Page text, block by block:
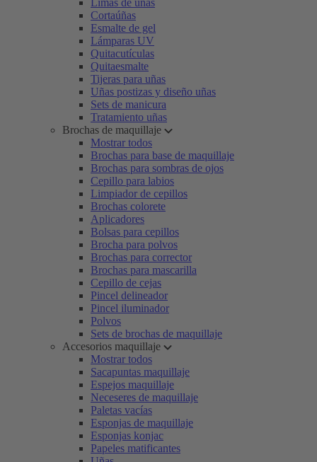
Limas de uñas
Cortaúñas
Esmalte de gel
Lámparas UV
Quitacutículas
Quitaesmalte
Tijeras para uñas
Uñas postizas y diseño uñas
Sets de manicura
Tratamiento uñas
Brochas de maquillaje
Mostrar todos
Brochas para base de maquillaje
Brochas para sombras de ojos
Cepillo para labios
Limpiador de cepillos
Brochas colorete
Aplicadores
Bolsas para cepillos
Brocha para polvos
Brochas para corrector
Brochas para mascarilla
Cepillo de cejas
Pincel delineador
Pincel iluminador
Polvos
Sets de brochas de maquillaje
Accesorios maquillaje
Mostrar todos
Sacapuntas maquillaje
Espejos maquillaje
Neceseres de maquillaje
Paletas vacías
Esponjas de maquillaje
Esponjas konjac
Papeles matificantes